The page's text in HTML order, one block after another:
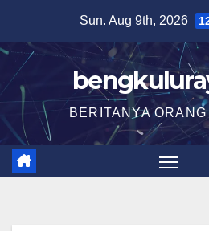
content
Sun. Aug 9th, 2026
BERITANYA